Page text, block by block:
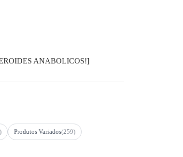
ANABOLICOS!]
Produtos Variados(259)